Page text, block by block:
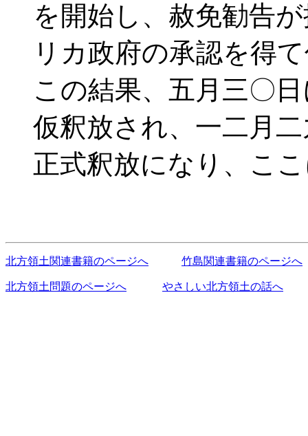
を開始し、赦免勧告
リカ政府の承認を得
この結果、五月三〇
仮釈放され、一二月
正式釈放になり、こ
北方領土関連書籍のページへ 竹島関連書籍のページへ
北方領土問題のページへ やさしい北方領土の話へ